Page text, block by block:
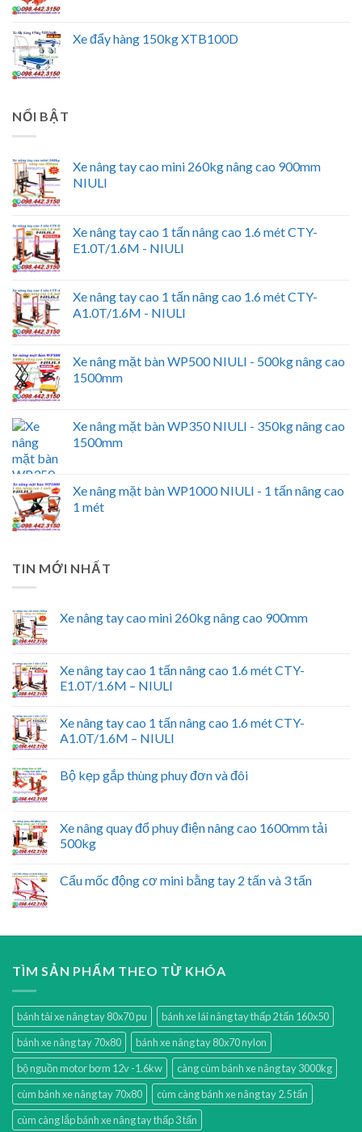
Xe đẩy hàng 150kg XTB100D
NỔI BẬT
Xe nâng tay cao mini 260kg nâng cao 900mm
NIULI
Xe nâng tay cao 1 tấn nâng cao 1.6 mét CTY-
E1.0T/1.6M - NIULI
Xe nâng tay cao 1 tấn nâng cao 1.6 mét CTY-
A1.0T/1.6M - NIULI
Xe nâng mặt bàn WP500 NIULI - 500kg nâng cao
1500mm
Xe nâng mặt bàn WP350 NIULI - 350kg nâng cao
1500mm
Xe nâng mặt bàn WP1000 NIULI - 1 tấn nâng cao
1 mét
TIN MỚI NHẤT
Xe nâng tay cao mini 260kg nâng cao 900mm
Xe nâng tay cao 1 tấn nâng cao 1.6 mét CTY-
E1.0T/1.6M – NIULI
Xe nâng tay cao 1 tấn nâng cao 1.6 mét CTY-
A1.0T/1.6M – NIULI
Bộ kẹp gắp thùng phuy đơn và đôi
Xe nâng quay đổ phuy điện nâng cao 1600mm tải
500kg
Cẩu mốc động cơ mini bằng tay 2 tấn và 3 tấn
TÌM SẢN PHẨM THEO TỪ KHÓA
bánh tải xe nâng tay 80x70 pu
bánh xe lái nâng tay thấp 2 tấn 160x50
bánh xe nâng tay 70x80
bánh xe nâng tay 80x70 nylon
bộ nguồn motor bơm 12v -1.6kw
càng cùm bánh xe nâng tay 3000kg
cùm bánh xe nâng tay 70x80
cùm càng bánh xe nâng tay 2.5 tấn
cùm càng lắp bánh xe nâng tay thấp 3 tấn